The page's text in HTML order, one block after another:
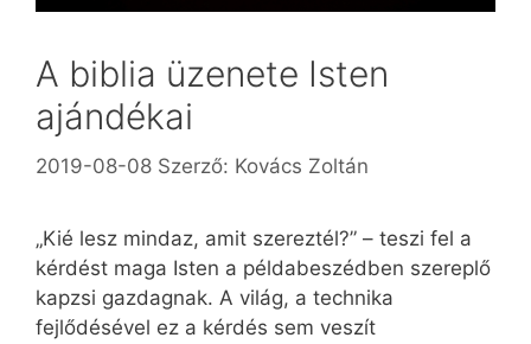
A biblia üzenete Isten
ajándékai
2019-08-08 Szerző: Kovács Zoltán
„Kié lesz mindaz, amit szereztél?” – teszi fel a
kérdést maga Isten a példabeszédben szereplő
kapzsi gazdagnak. A világ, a technika
fejlődésével ez a kérdés sem veszít